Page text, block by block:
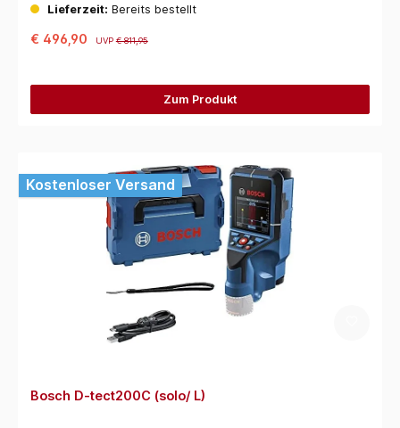
Lieferzeit: Bereits bestellt
€ 496,90 UVP€ 811,95
Zum Produkt
Kostenloser Versand
Bosch D-tect200C (solo/ L)